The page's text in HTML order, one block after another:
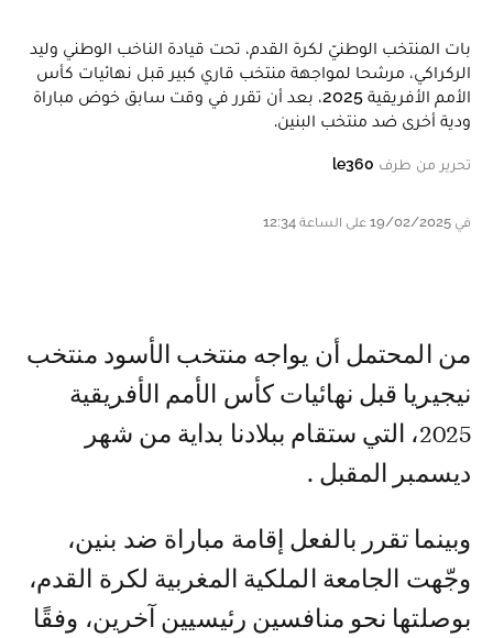
بات المنتخب الوطنيّ لكرة القدم، تحت قيادة الناخب الوطني وليد
الركراكي، مرشحا لمواجهة منتخب قاري كبير قبل نهائيات كأس
الأمم الأفريقية 2025، بعد أن تقرر في وقت سابق خوض مباراة
ودية أخرى ضد منتخب البنين.
تحرير من طرف le360
في 19/02/2025 على الساعة 12:34
من المحتمل أن يواجه منتخب الأسود منتخب
نيجيريا قبل نهائيات كأس الأمم الأفريقية
2025، التي ستقام ببلادنا بداية من شهر
ديسمبر المقبل .
وبينما تقرر بالفعل إقامة مباراة ضد بنين،
وجّهت الجامعة الملكية المغربية لكرة القدم،
بوصلتها نحو منافسين رئيسيين آخرين، وفقًا